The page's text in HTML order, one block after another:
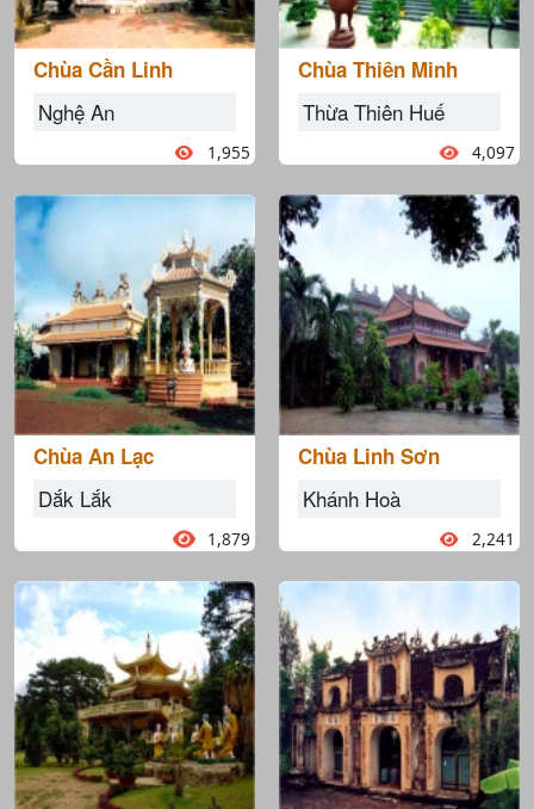
Chùa Cần Linh
Nghệ An
1,955
Chùa An Lạc
Dắk Lắk
1,879
Chùa Thiên Minh
Thừa Thiên Huế
4,097
Chùa Linh Sơn
Khánh Hoà
2,241